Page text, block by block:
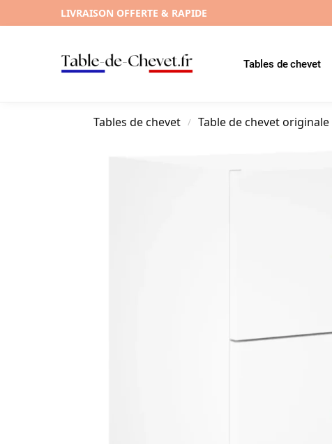
LIVRAISON OFFERTE & RAPIDE
Tables de chevet
Tables de chevet / Table de chevet originale